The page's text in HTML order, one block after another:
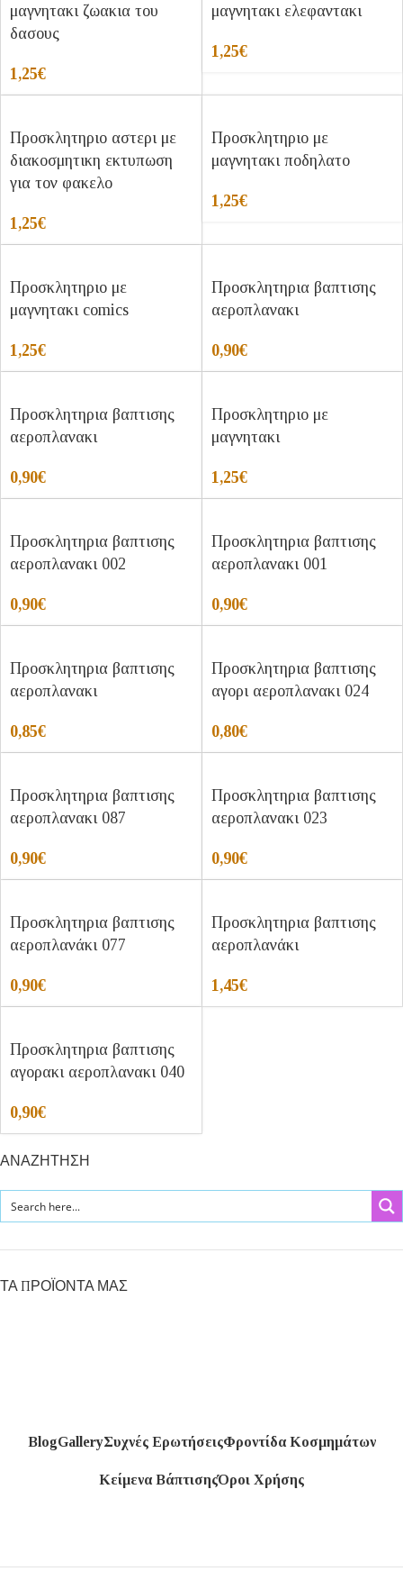
μαγνητακι ζωακια του
δασους
1,25€
μαγνητακι ελεφαντακι
1,25€
Προσκλητηριο αστερι με
διακοσμητικη εκτυπωση
για τον φακελο
1,25€
Προσκλητηριο με
μαγνητακι ποδηλατο
1,25€
Προσκλητηριο με
μαγνητακι comics
1,25€
Προσκλητηρια βαπτισης
αεροπλανακι
0,90€
Προσκλητηρια βαπτισης
αεροπλανακι
0,90€
Προσκλητηριο με
μαγνητακι
1,25€
Προσκλητηρια βαπτισης
αεροπλανακι 002
0,90€
Προσκλητηρια βαπτισης
αεροπλανακι 001
0,90€
Προσκλητηρια βαπτισης
αεροπλανακι
0,85€
Προσκλητηρια βαπτισης
αγορι αεροπλανακι 024
0,80€
Προσκλητηρια βαπτισης
αεροπλανακι 087
0,90€
Προσκλητηρια βαπτισης
αεροπλανακι 023
0,90€
Προσκλητηρια βαπτισης
αεροπλανάκι 077
0,90€
Προσκλητηρια βαπτισης
αεροπλανάκι
1,45€
Προσκλητηρια βαπτισης
αγορακι αεροπλανακι 040
0,90€
ΑΝΑΖΗΤΗΣΗ
ΤΑ ΠΡΟΪΟΝΤΑ ΜΑΣ
BlogGalleryΣυχνές ΕρωτήσειςΦροντίδα Κοσμημάτων
Κείμενα ΒάπτισηςΌροι Χρήσης